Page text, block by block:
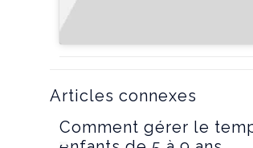
Articles connexes
Comment gérer le